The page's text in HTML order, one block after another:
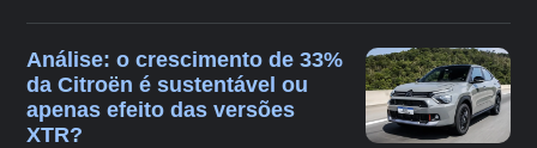
Análise: o crescimento de 33%
da Citroën é sustentável ou
apenas efeito das versões
XTR?